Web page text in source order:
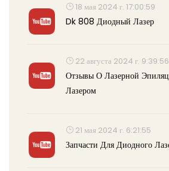
18 мая 2024 г. 17:00:59
Dk 808 Диодный Лазер
22 августа 2024 г. 9:39:56
Отзывы О Лазерной
Лазером
21 мая 2024 г. 6:21:55
Запчасти Для Диодного